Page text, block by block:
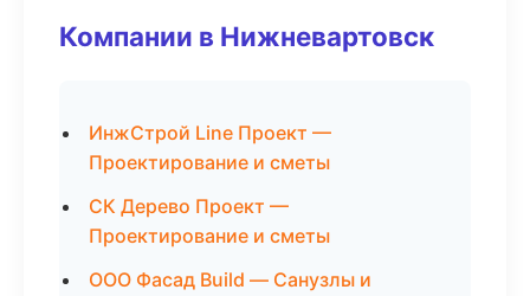
Компании в Нижневартовск
ИнжСтрой Line Проект —
Проектирование и сметы
СК Дерево Проект —
Проектирование и сметы
ООО Фасад Build — Санузлы и